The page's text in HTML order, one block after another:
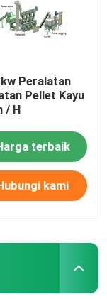
Peralatan
Pellet Kayu
/ H
terbaik
kami